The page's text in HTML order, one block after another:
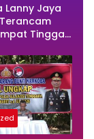
Lanny Jaya
Tinggal